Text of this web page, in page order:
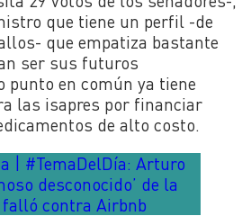
que tiene un perfil -de
que empatiza bastante
ser sus futuros
punto en común ya tiene
las isapres por financiar
de alto costo.
| #TemaDelDía: Arturo
desconocido’ de la
falló contra Airbnb